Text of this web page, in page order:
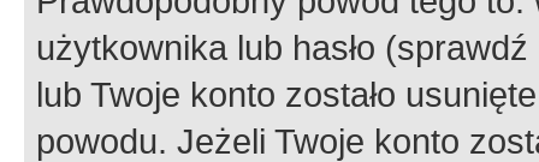
użytkownika lub hasło
lub Twoje konto zostało
powodu. Jeżeli Twoje konto